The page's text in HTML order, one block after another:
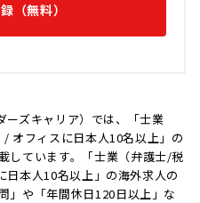
（無料）
ーズキャリア）では、「士業
オフィスに日本人10名以上」の
しています。「士業（弁護士/税
本人10名以上」の海外求人の
」や「年間休日120日以上」な